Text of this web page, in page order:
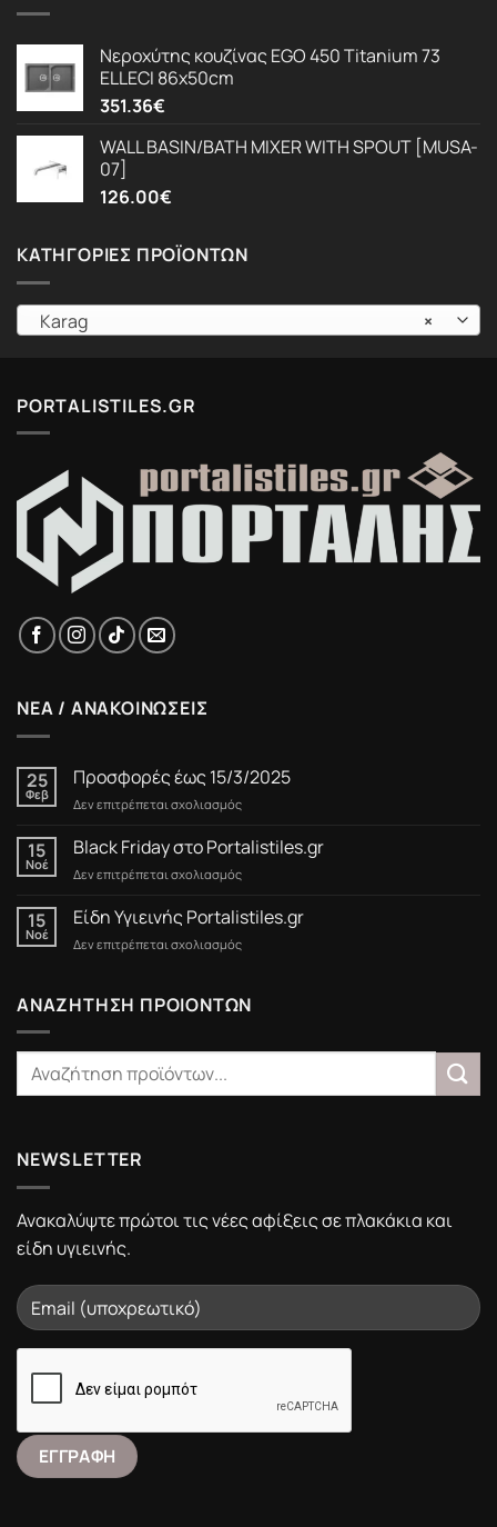
Νεροχύτης κουζίνας EGO 450 Titanium 73
ELLECI 86x50cm
351.36€
WALL BASIN/BATH MIXER WITH SPOUT [MUSA-
07]
126.00€
ΚΑΤΗΓΟΡΊΕΣ ΠΡΟΪΌΝΤΩΝ
×
Karag
PORTALISTILES.GR
ΝΕΑ / ΑΝΑΚΟΙΝΩΣΕΙΣ
25
Φεβ
Προσφορές έως 15/3/2025
Δεν επιτρέπεται σχολιασμόςστο
έως
15/3/2025
15
Νοέ
Black Friday στο Portalistiles.gr
Δεν επιτρέπεται σχολιασμόςστο
Friday
στο
Portalistiles.gr
15
Νοέ
Είδη Υγιεινής Portalistiles.gr
Δεν επιτρέπεται σχολιασμόςστο
Portalistiles.gr
ΑΝΑΖΗΤΗΣΗ ΠΡΟΙΟΝΤΩΝ
NEWSLETTER
Ανακαλύψτε πρώτοι τις νέες αφίξεις σε πλακάκια και
είδη υγιεινής.